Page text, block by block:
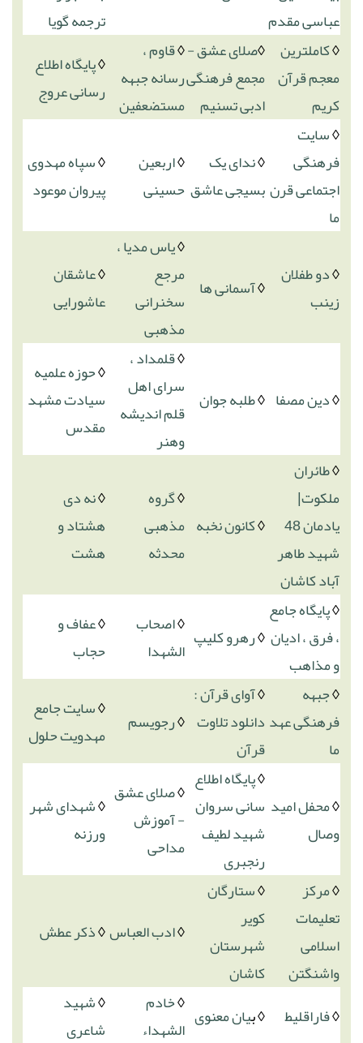
عباسی مقدم
ترجمه گویا
◊کاملترین
معجم قرآن
کریم
◊صلای عشق -
مجمع فرهنگی
ادبی تسنیم
◊قاوم ،
رسانه جبهه
مستضعفین
◊پایگاه اطلاع
رسانی عروج
◊سایت
فرهنگی
اجتماعی قرن
ما
◊ندای یک
بسیجی عاشق
◊اربعین
حسینی
◊سپاه مهدوی
پیروان موعود
◊دو طفلان
زینب
◊آسمانی ها
◊یاس مدیا ،
مرجع
سخنرانی
مذهبی
◊عاشقان
عاشورایی
◊دین مصفا ◊طلبه جوان
◊قلمداد ،
سرای اهل
قلم اندیشه
وهنر
◊حوزه علمیه
سیادت مشهد
مقدس
◊طائران
ملکوت|
یادمان 48
شهید طاهر
آباد کاشان
◊کانون نخبه
◊گروه
مذهبی
محدثه
◊نه دی
هشتاد و
هشت
◊پایگاه جامع
، فرق ، ادیان
و مذاهب
◊رهرو کلیپ ◊اصحاب
الشهدا
◊عفاف و
حجاب
◊جبهه
فرهنگی عهد
ما
◊آوای قرآن :
دانلود تلاوت
قرآن
◊رجویسم ◊سایت جامع
مهدویت حلول
◊محفل امید
وصال
◊پایگاه اطلاع
سانی سروان
شهید لطیف
رنجبری
◊صلای عشق
- آموزش
مداحی
◊شهدای شهر
ورزنه
◊مرکز
تعلیمات
اسلامی
واشنگتن
◊ستارگان
کویر
شهرستان
کاشان
◊ادب العباس◊ذکر عطش
◊فاراقلیط ◊ بیان معنوی ◊خادم
الشهداء
◊شهید
شاعری